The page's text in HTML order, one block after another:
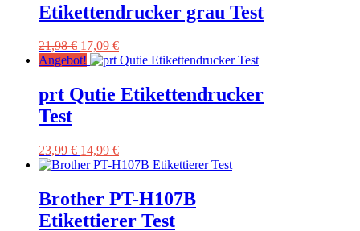
Etikettendrucker grau Test
21,98€ Ursprünglicher
Preis
21,98 €
17,09 €Aktueller
Preis
17,09 €.
Angebot!
prt Qutie Etikettendrucker
Test
23,99€ Ursprünglicher
Preis
23,99 €
14,99 €Aktueller
Preis
14,99 €.
Brother PT-H107B
Etikettierer Test